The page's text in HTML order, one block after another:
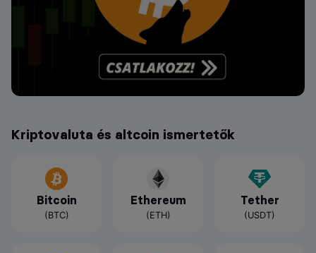
Kriptovaluta és altcoin ismertetők
Bitcoin
(BTC)
Ethereum
(ETH)
Tether
(USDT)